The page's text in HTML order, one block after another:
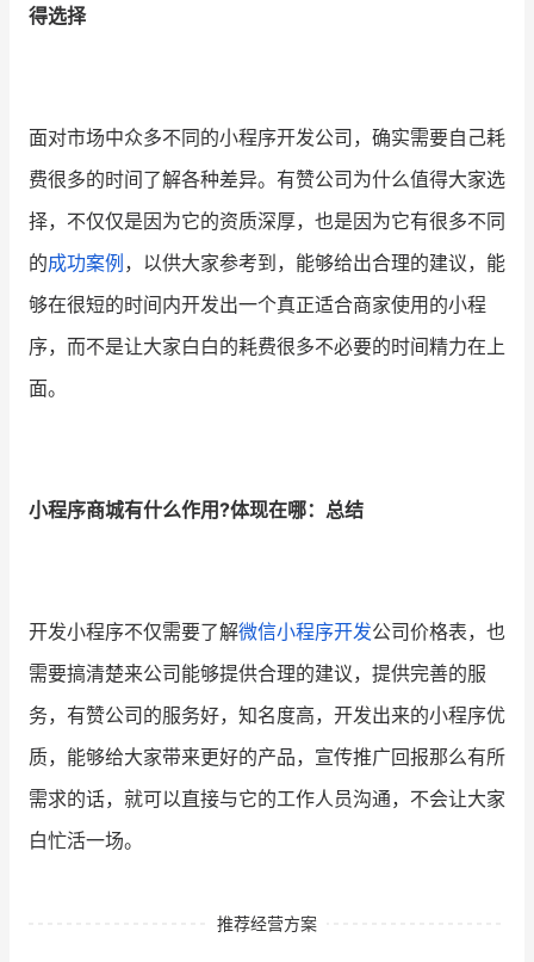
得选择
面对市场中众多不同的小程序开发公司，确实需要自己耗
费很多的时间了解各种差异。有赞公司为什么值得大家选
择，不仅仅是因为它的资质深厚，也是因为它有很多不同
的成功案例，以供大家参考到，能够给出合理的建议，能
够在很短的时间内开发出一个真正适合商家使用的小程
序，而不是让大家白白的耗费很多不必要的时间精力在上
面。
小程序商城有什么作用?体现在哪：总结
开发小程序不仅需要了解微信小程序开发公司价格表，也
需要搞清楚来公司能够提供合理的建议，提供完善的服
务，有赞公司的服务好，知名度高，开发出来的小程序优
质，能够给大家带来更好的产品，宣传推广回报那么有所
需求的话，就可以直接与它的工作人员沟通，不会让大家
白忙活一场。
推荐经营方案